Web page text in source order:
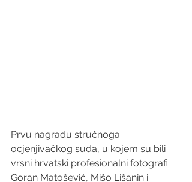
Prvu nagradu stručnoga
ocjenjivačkog suda, u kojem su bili
vrsni hrvatski profesionalni fotografi
Goran Matošević, Mišo Lišanin i